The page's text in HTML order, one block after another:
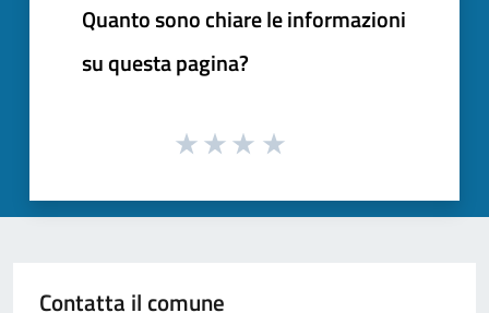
Quanto sono chiare le informazioni
su questa pagina?
Contatta il comune